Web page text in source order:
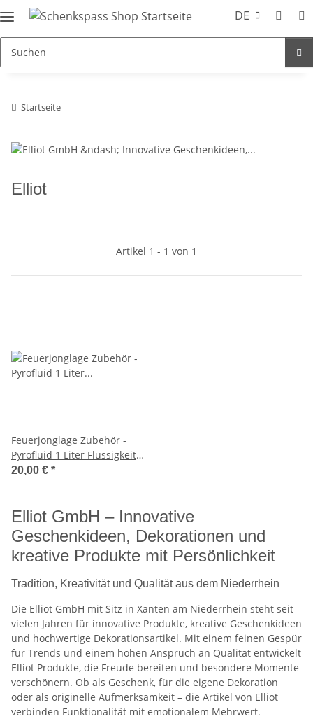
DE
Startseite
Elliot
Artikel 1 - 1 von 1
Feuerjonglage Zubehör -
Pyrofluid 1 Liter Flüssigkeit
zum Feuerspucken
20,00 € *
Elliot GmbH – Innovative
Geschenkideen, Dekorationen und
kreative Produkte mit Persönlichkeit
Tradition, Kreativität und Qualität aus dem Niederrhein
Die Elliot GmbH mit Sitz in Xanten am Niederrhein steht seit
vielen Jahren für innovative Produkte, kreative Geschenkideen
und hochwertige Dekorationsartikel. Mit einem feinen Gespür
für Trends und einem hohen Anspruch an Qualität entwickelt
Elliot Produkte, die Freude bereiten und besondere Momente
verschönern. Ob als Geschenk, für die eigene Dekoration
oder als originelle Aufmerksamkeit – die Artikel von Elliot
verbinden Funktionalität mit emotionalem Mehrwert.